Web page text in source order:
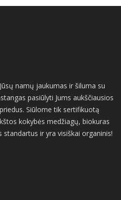
namų jaukumas ir šiluma su
pasiūlyti Jums aukščiausios
Siūlome tik sertifikuotą
kokybės medžiagų, biokuras
ir yra visiškai organinis!